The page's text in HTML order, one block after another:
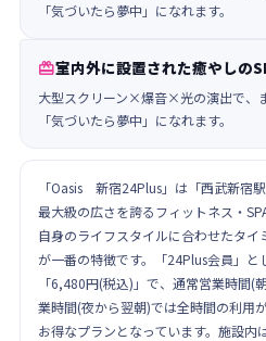
「気づいたら夢中」になれます。
室内外に設置された癒やしの
大型スクリーン×爆音×光の演出で、
「気づいたら夢中」になれます。
「Oasis 新宿24Plus」は「西武新宿
最大級の広さを誇るフィットネス・
自身のライフスタイルに合わせたタ
が一番の特徴です。「24Plus会員」と
「6,480円(税込)」で、通常営業時間(
業時間(夜から翌朝)では全時間の利用
お得なプランとなっています。施設内